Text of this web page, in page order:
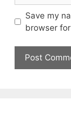
Save my
browser